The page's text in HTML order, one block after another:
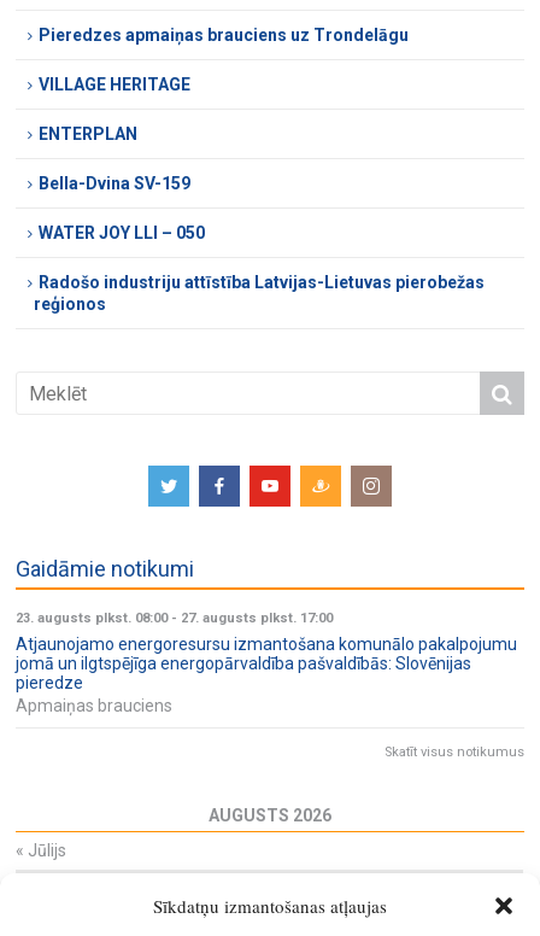
Sīkdatņu izmantošanas atļaujas
Pieredzes apmaiņas brauciens uz Trondelāgu
VILLAGE HERITAGE
ENTERPLAN
Bella-Dvina SV-159
WATER JOY LLI – 050
Radošo industriju attīstība Latvijas-Lietuvas pierobežas
reģionos
Gaidāmie notikumi
23. augusts plkst. 08:00- 27. augusts plkst. 17:00
Atjaunojamo energoresursu izmantošana komunālo pakalpojumu
jomā un ilgtspējīga energopārvaldība pašvaldībās: Slovēnijas
pieredze
Apmaiņas brauciens
Skatīt visus notikumus
AUGUSTS 2026
« Jūlijs
29 30 31 1